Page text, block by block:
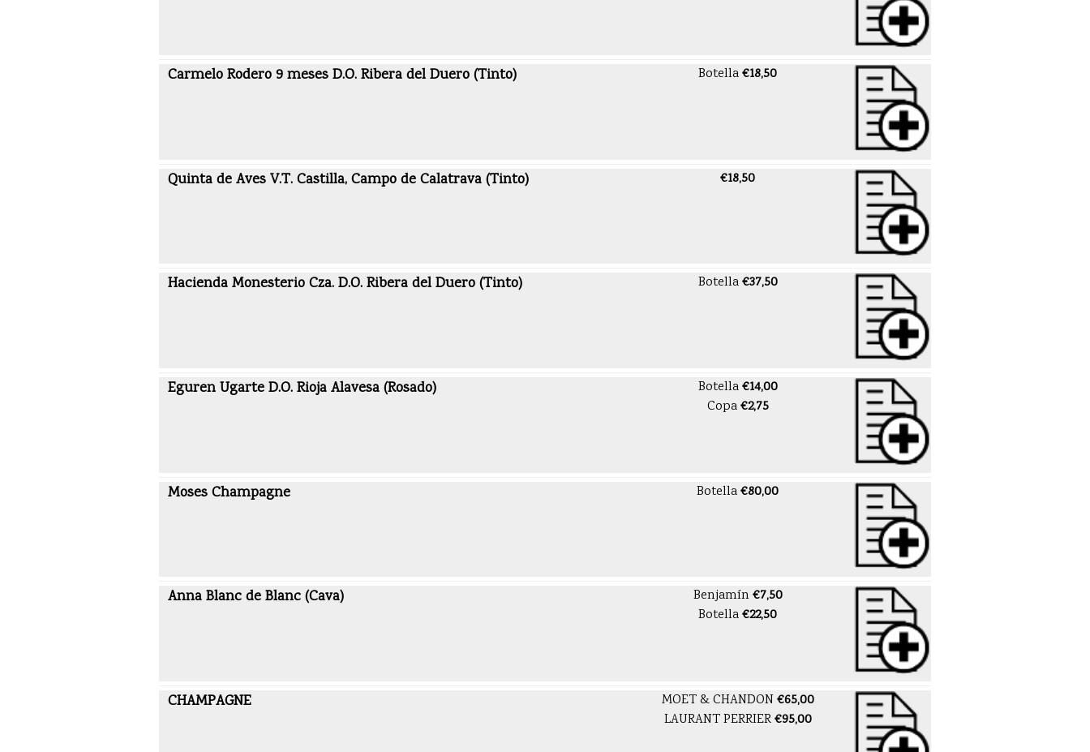
Carmelo Rodero 9 meses D.O. Ribera del Duero (Tinto) Botella€18,50
Quinta de Aves V.T. Castilla, Campo de Calatrava (Tinto) €18,50
Hacienda Monesterio Cza. D.O. Ribera del Duero (Tinto) Botella€37,50
Eguren Ugarte D.O. Rioja Alavesa (Rosado) Botella€14,00
Copa€2,75
Moses Champagne Botella€80,00
Anna Blanc de Blanc (Cava) Benjamín €7,50
Botella€22,50
CHAMPAGNE MOET & CHANDON€65,00
LAURANT PERRIER€95,00